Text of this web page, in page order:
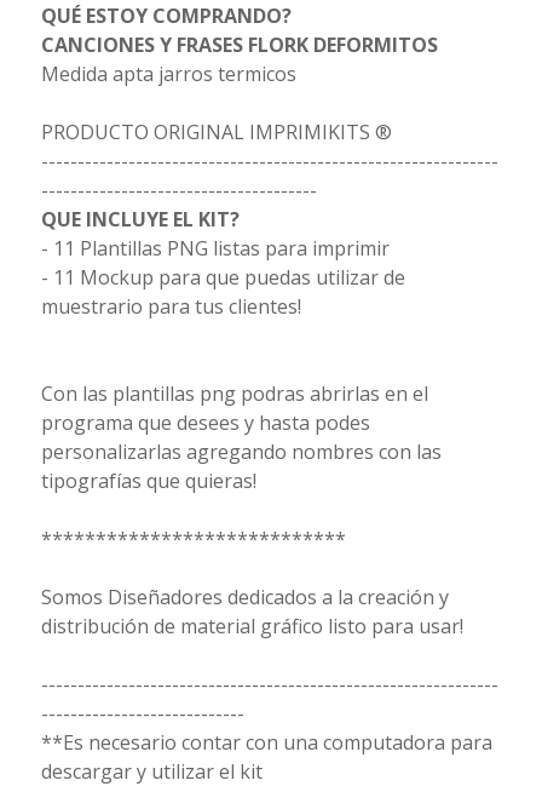
QUÉ ESTOY COMPRANDO?
CANCIONES Y FRASES FLORK DEFORMITOS
Medida apta jarros termicos
PRODUCTO ORIGINAL IMPRIMIKITS ®
---------------------------------------------------------------
--------------------------------------
QUE INCLUYE EL KIT?
- 11 Plantillas PNG listas para imprimir
- 11 Mockup para que puedas utilizar de
muestrario para tus clientes!
Con las plantillas png podras abrirlas en el
programa que desees y hasta podes
personalizarlas agregando nombres con las
tipografías que quieras!
****************************
Somos Diseñadores dedicados a la creación y
distribución de material gráfico listo para usar!
---------------------------------------------------------------
----------------------------
**Es necesario contar con una computadora para
descargar y utilizar el kit